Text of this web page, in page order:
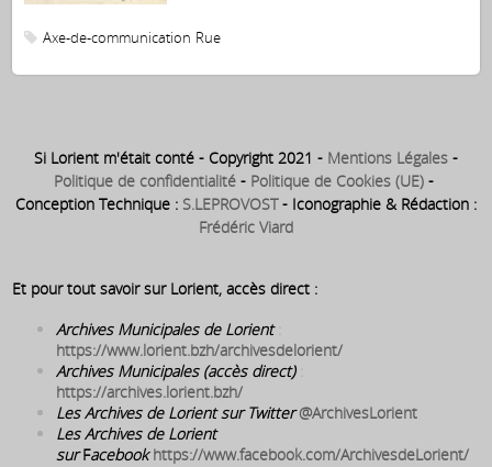
Axe-de-communication Rue
Si Lorient m'était conté - Copyright 2021 - Mentions Légales -
Politique de confidentialité - Politique de Cookies (UE) -
Conception Technique : S.LEPROVOST- Iconographie & Rédaction :
Frédéric Viard
Et pour tout savoir sur Lorient, accès direct :
Archives Municipales de Lorient
https://www.lorient.bzh/archivesdelorient/
Archives Municipales (accès direct):
https://archives.lorient.bzh/
Les Archives de Lorient sur Twitter @ArchivesLorient
Les Archives de Lorient
sur Facebook https://www.facebook.com/ArchivesdeLorient/